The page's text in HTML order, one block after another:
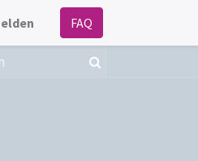
FAQ